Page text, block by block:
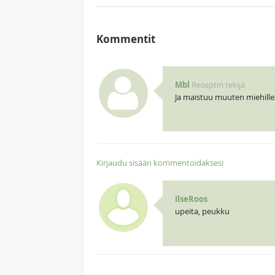
Kommentit
Mbl Reseptin tekijä
Ja maistuu muuten
Kirjaudu sisään kommentoidaksesi
IlseRoos
upeita, peukku